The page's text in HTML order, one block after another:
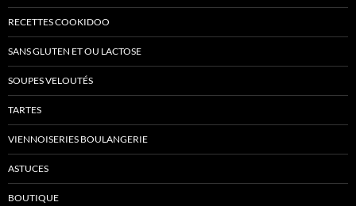
RECETTES COOKIDOO
SANS GLUTEN ET OU LACTOSE
SOUPES VELOUTÉS
TARTES
VIENNOISERIES BOULANGERIE
ASTUCES
BOUTIQUE